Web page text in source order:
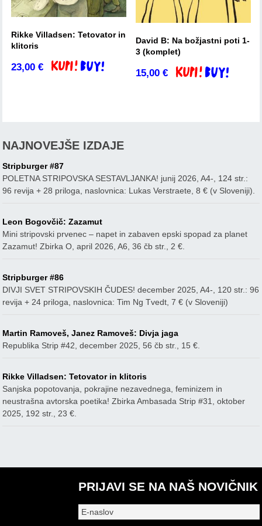
Rikke Villadsen: Tetovator in
klitoris
23,00€ Dodaj v košarico
David B: Na božjastni poti 1-
3 (komplet)
15,00€ Dodaj v košarico
NAJNOVEJŠE IZDAJE
Stripburger #87
POLETNA STRIPOVSKA SESTAVLJANKA! junij 2026, A4-, 124 str.:
96 revija + 28 priloga, naslovnica: Lukas Verstraete, 8 € (v Sloveniji).
Leon Bogovčič: Zazamut
Mini stripovski prvenec – napet in zabaven epski spopad za planet
Zazamut! Zbirka O, april 2026, A6, 36 čb str., 2 €.
Stripburger #86
DIVJI SVET STRIPOVSKIH ČUDES! december 2025, A4-, 120 str.: 96
revija + 24 priloga, naslovnica: Tim Ng Tvedt, 7 € (v Sloveniji)
Martin Ramoveš, Janez Ramoveš: Divja jaga
Republika Strip #42, december 2025, 56 čb str., 15 €.
Rikke Villadsen: Tetovator in klitoris
Sanjska popotovanja, pokrajine nezavednega, feminizem in
neustrašna avtorska poetika! Zbirka Ambasada Strip #31, oktober
2025, 192 str., 23 €.
PRIJAVI SE NA NAŠ NOVIČNIK